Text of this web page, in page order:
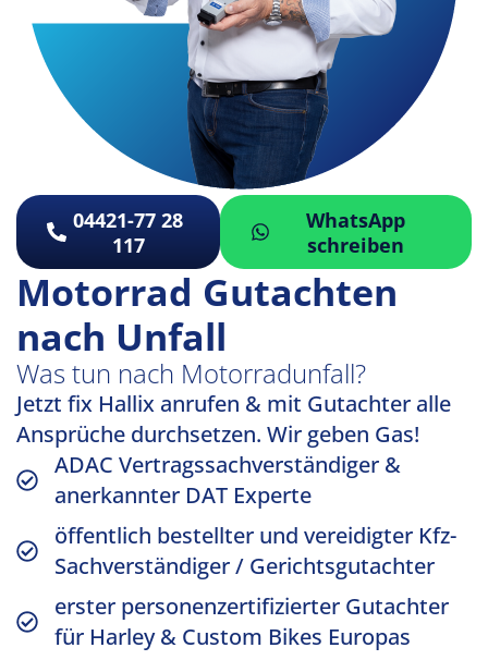
Motorrad Gutachten
nach Unfall
Was tun nach Motorradunfall?
Jetzt fix Hallix anrufen & mit Gutachter alle
Ansprüche durchsetzen. Wir geben Gas!
ADAC Vertragssachverständiger &
anerkannter DAT Experte
öffentlich bestellter und vereidigter Kfz-
Sachverständiger / Gerichtsgutachter
erster personenzertifizierter Gutachter
für Harley & Custom Bikes Europas
04421-77 28
117
WhatsApp
schreiben